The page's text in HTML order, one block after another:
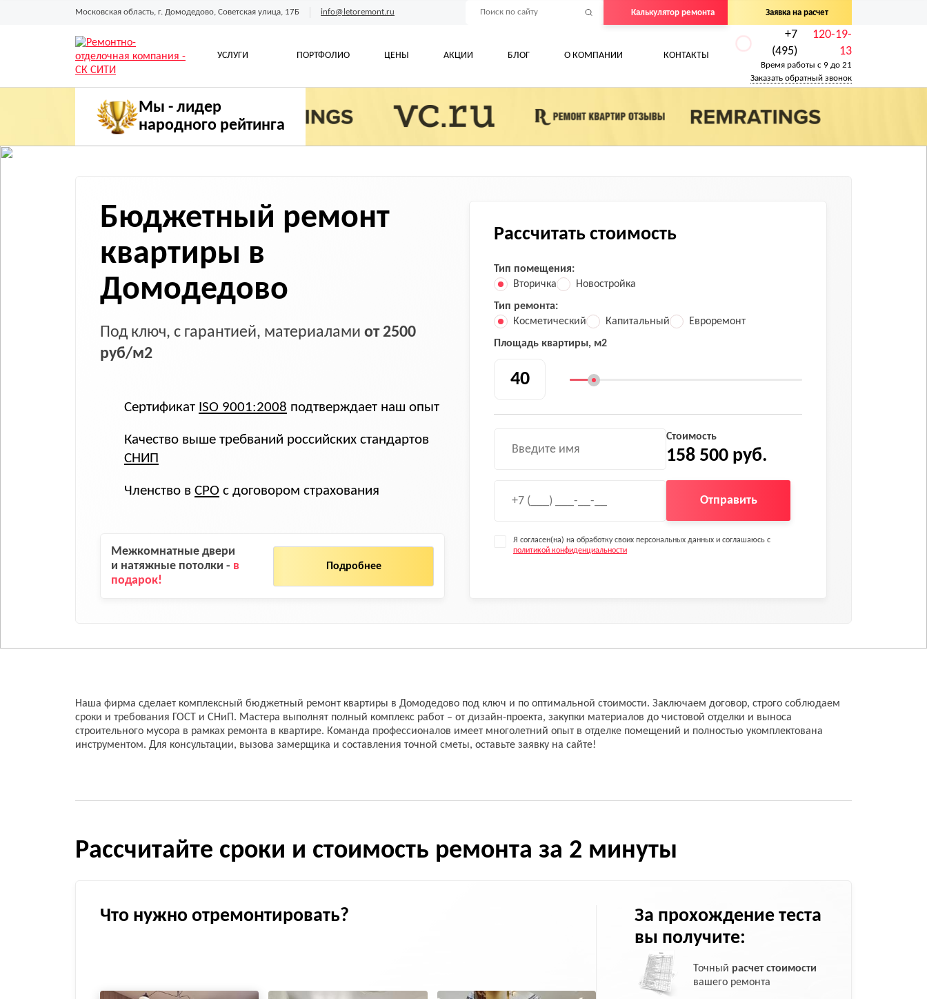
Московская область, г. Домодедово, Советская улица, 17Б info@letoremont.ru Калькулятор ремонта Заявка на расчет
УСЛУГИ ПОРТФОЛИО ЦЕНЫ АКЦИИ БЛОГ О КОМПАНИИ КОНТАКТЫ
+7
(495)
120-19-
13
Время работы с 9 до 21
Заказать обратный звонок
Мы - лидер
народного рейтинга
Бюджетный ремонт
квартиры в
Домодедово
Под ключ, с гарантией, материалами от 2500
руб/м2
Сертификат ISO 9001:2008 подтверждает наш опыт
Качество выше требваний российских стандартов
СНИП
Членство в СРО с договором страхования
Межкомнатные двери
и натяжные потолки - в
подарок!
Подробнее
Рассчитать стоимость
Тип помещения:
Вторичка
Новостройка
Тип ремонта:
Косметический
Капитальный
Евроремонт
Площадь квартиры, м2
Стоимость
158 500 руб.
Отправить
Я согласен(на) на обработку своих персональных данных и соглашаюсь с
политикой конфиденциальности
Наша фирма сделает комплексный бюджетный ремонт квартиры в Домодедово под ключ и по оптимальной стоимости. Заключаем договор, строго соблюдаем
сроки и требования ГОСТ и СНиП. Мастера выполнят полный комплекс работ – от дизайн-проекта, закупки материалов до чистовой отделки и выноса
строительного мусора в рамках ремонта в квартире. Команда профессионалов имеет многолетний опыт в отделке помещений и полностью укомплектована
инструментом. Для консультации, вызова замерщика и составления точной сметы, оставьте заявку на сайте!
Рассчитайте сроки и стоимость ремонта за 2 минуты
Что нужно отремонтировать?
За прохождение теста
вы получите:
Точный расчет стоимости
вашего ремонта